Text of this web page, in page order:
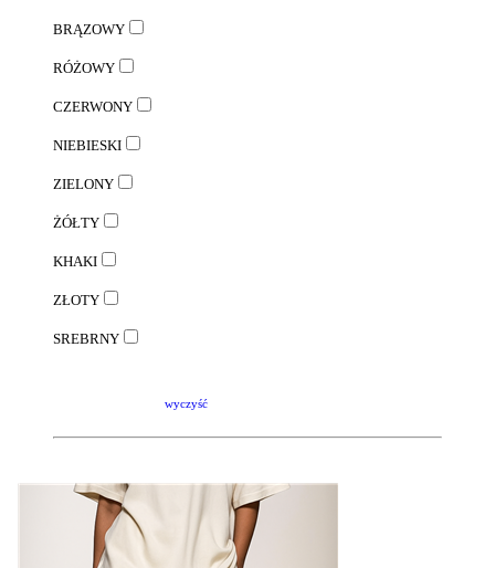
BRĄZOWY
RÓŻOWY
CZERWONY
NIEBIESKI
ZIELONY
ŻÓŁTY
KHAKI
ZŁOTY
SREBRNY
wyczyść